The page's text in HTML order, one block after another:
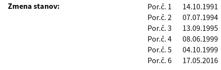
Zmena stanov: Por.č. 1
14.10.1991
Por.č. 2
07.07.1994
Por.č. 3
13.09.1995
Por.č. 4
08.06.1999
Por.č. 5
04.10.1999
Por.č. 6
17.05.2016